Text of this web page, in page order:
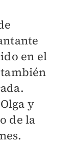
en el
y
de la